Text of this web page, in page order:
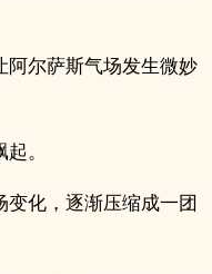
阿尔萨斯气场发生微妙
。
化，逐渐压缩成一团